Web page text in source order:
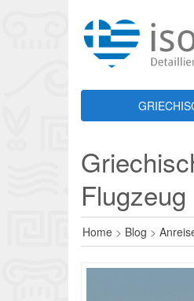
Flugzeug
Home > Blog >